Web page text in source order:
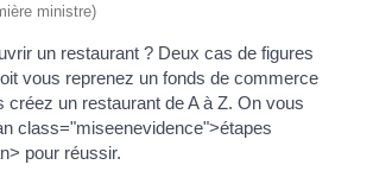
ministre)
un restaurant ? Deux cas de figures
vous reprenez un fonds de commerce
créez un restaurant de A à Z. On vous
class="miseenevidence">étapes
pour réussir.